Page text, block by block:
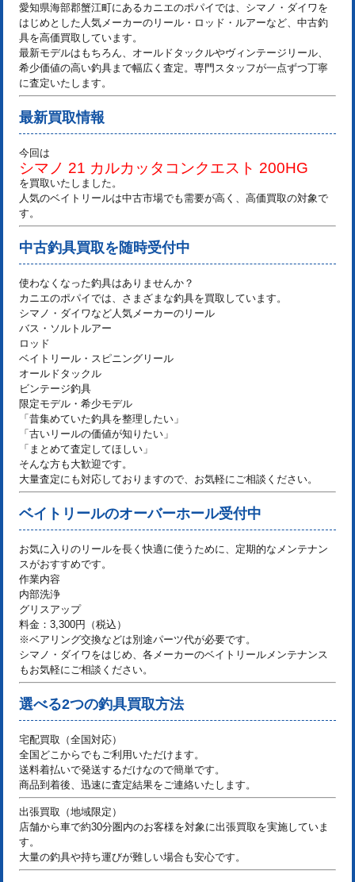
愛知県海部郡蟹江町にあるカニエのポパイでは、シマノ・ダイワを
はじめとした人気メーカーのリール・ロッド・ルアーなど、中古釣
具を高価買取しています。
最新モデルはもちろん、オールドタックルやヴィンテージリール、
希少価値の高い釣具まで幅広く査定。専門スタッフが一点ずつ丁寧
に査定いたします。
最新買取情報
今回は
シマノ 21 カルカッタコンクエスト 200HG
を買取いたしました。
人気のベイトリールは中古市場でも需要が高く、高価買取の対象で
す。
中古釣具買取を随時受付中
使わなくなった釣具はありませんか？
カニエのポパイでは、さまざまな釣具を買取しています。
シマノ・ダイワなど人気メーカーのリール
バス・ソルトルアー
ロッド
ベイトリール・スピニングリール
オールドタックル
ビンテージ釣具
限定モデル・希少モデル
「昔集めていた釣具を整理したい」
「古いリールの価値が知りたい」
「まとめて査定してほしい」
そんな方も大歓迎です。
大量査定にも対応しておりますので、お気軽にご相談ください。
ベイトリールのオーバーホール受付中
お気に入りのリールを長く快適に使うために、定期的なメンテナン
スがおすすめです。
作業内容
内部洗浄
グリスアップ
料金：3,300円（税込）
※ベアリング交換などは別途パーツ代が必要です。
シマノ・ダイワをはじめ、各メーカーのベイトリールメンテナンス
もお気軽にご相談ください。
選べる2つの釣具買取方法
宅配買取（全国対応）
全国どこからでもご利用いただけます。
送料着払いで発送するだけなので簡単です。
商品到着後、迅速に査定結果をご連絡いたします。
出張買取（地域限定）
店舗から車で約30分圏内のお客様を対象に出張買取を実施していま
す。
大量の釣具や持ち運びが難しい場合も安心です。